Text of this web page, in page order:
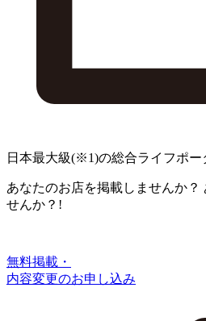
日本最大級(※1)の総合ライフポー
あなたのお店を掲載しませんか？
せんか？!
無料掲載・
内容変更のお申し込み